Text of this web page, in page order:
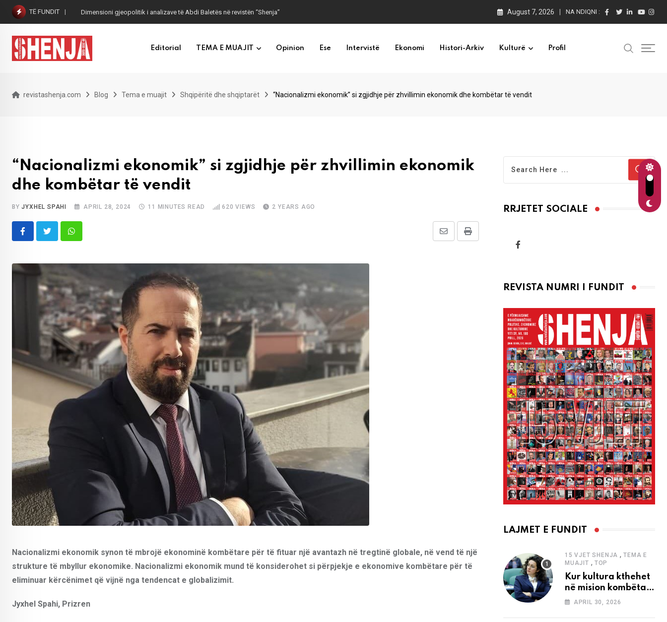
Skip
content
TË FUNDIT Dimensioni gjeopolitik i analizave të Abdi Baletës në revistën “Shenja” August 7, 2026 NA NDIQNI :
Editorial TEMA E MUAJIT Opinion Ese Intervistë Ekonomi Histori-Arkiv Kulturë Profil
revistashenja.com Blog Tema e muajit Shqipëritë dhe shqiptarët “Nacionalizmi ekonomik” si zgjidhje për zhvillimin ekonomik dhe kombëtar të vendit
“Nacionalizmi ekonomik” si zgjidhje për zhvillimin ekonomik
dhe kombëtar të vendit
BYJYXHEL SPAHI APRIL 28, 2024 11 MINUTES READ 620 VIEWS 2 YEARS AGO
Whatsapp Print
Share
Nacionalizmi ekonomik synon të mbrojë ekonominë kombëtare për të fituar një avantazh në tregtinë globale, në vend të një
strukture të mbyllur ekonomike. Nacionalizmi ekonomik mund të konsiderohet si përpjekje e ekonomive kombëtare për të
eliminuar kërcënimet që vijnë nga tendencat e globalizimit.
Jyxhel Spahi, Prizren
RRJETET SOCIALE
REVISTA NUMRI I FUNDIT
LAJMET E FUNDIT
15 VJET SHENJA ,TEMA E
MUAJIT , TOP
Kur kultura kthehet
në mision kombëtar
edhe në
APRIL 30, 2026